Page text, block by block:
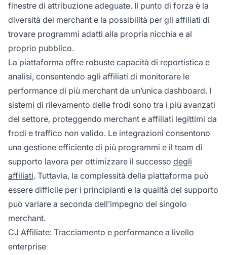
finestre di attribuzione adeguate. Il punto di forza è la
diversità dei merchant e la possibilità per gli affiliati di
trovare programmi adatti alla propria nicchia e al
proprio pubblico.
La piattaforma offre robuste capacità di reportistica e
analisi, consentendo agli affiliati di monitorare le
performance di più merchant da un’unica dashboard. I
sistemi di rilevamento delle frodi sono tra i più avanzati
del settore, proteggendo merchant e affiliati legittimi da
frodi e traffico non valido. Le integrazioni consentono
una gestione efficiente di più programmi e il team di
supporto lavora per ottimizzare il successo degli
affiliati. Tuttavia, la complessità della piattaforma può
essere difficile per i principianti e la qualità del supporto
può variare a seconda dell’impegno del singolo
merchant.
CJ Affiliate: Tracciamento e performance a livello
enterprise